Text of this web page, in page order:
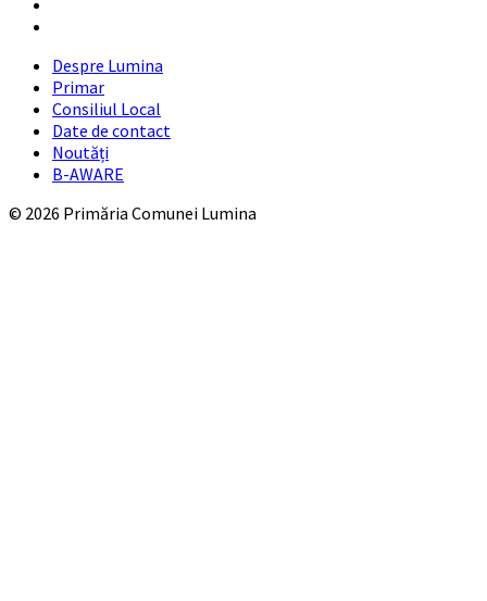
Despre Lumina
Primar
Consiliul Local
Date de contact
Noutăți
B-AWARE
© 2026 Primăria Comunei Lumina